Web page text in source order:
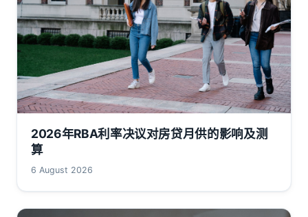
2026年RBA利率决议对房贷月供的影响及测
算
6 August 2026